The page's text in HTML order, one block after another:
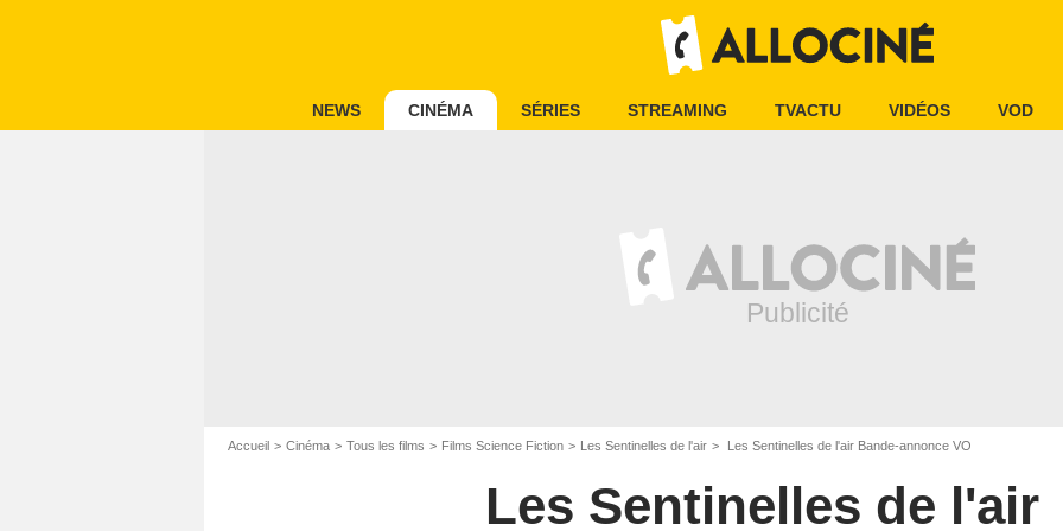
NEWS CINÉMA SÉRIES STREAMING TVACTU VIDÉOS VOD
Accueil Cinéma Tous les films Films Science Fiction Les Sentinelles de l'air Les Sentinelles de l'air Bande-annonce VO
Les Sentinelles de l'air